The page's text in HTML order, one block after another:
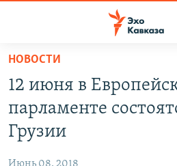
Вернуться
основному
содержанию
Вернутся
главной
СУХУМИ
НОВОСТИ
12 июня в
парламенте
Грузии